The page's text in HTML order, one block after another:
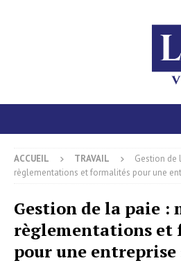
ACCUEIL TRAVAIL
Gestion de
règlementations et formalités pour une
Gestion de la paie :
règlementations et
pour une entreprise